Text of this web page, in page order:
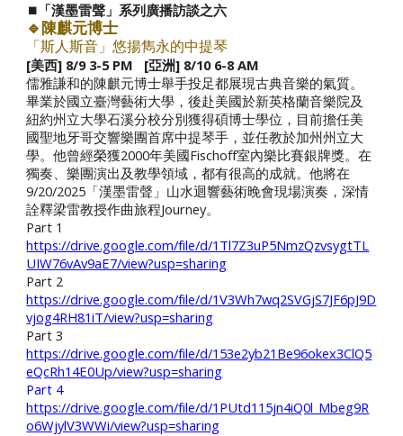
⏹️「漢墨雷聲」系列廣播訪談之六
🔹陳麒元博士
「斯人斯音」悠揚雋永的中提琴
[美西] 8/9 3-5 PM [亞洲] 8/10 6-8 AM
儒雅謙和的陳麒元博士舉手投足都展現古典音樂的氣質。
畢業於國立臺灣藝術大學，後赴美國於新英格蘭音樂院及
紐約州立大學石溪分校分別獲得碩博士學位，目前擔任美
國聖地牙哥交響樂團首席中提琴手，並任教於加州州立大
學。他曾經榮獲2000年美國Fischoff室內樂比賽銀牌獎。在
獨奏、樂團演出及教學領域，都有很高的成就。他將在
9/20/2025「漢墨雷聲」山水迴響藝術晚會現場演奏，深情
詮釋梁雷教授作曲旅程Journey。
Part 1
https://drive.google.com/file/d/1Tl7Z3uP5NmzQzvsygtTL
UIW76vAv9aE7/view?usp=sharing
Part 2
https://drive.google.com/file/d/1V3Wh7wq2SVGjS7JF6pJ9D
vjog4RH81iT/view?usp=sharing
Part 3
https://drive.google.com/file/d/153e2yb21Be96okex3ClQ5
eQcRh14E0Up/view?usp=sharing
Part 4
https://drive.google.com/file/d/1PUtd115jn4iQ0l_Mbeg9R
o6WjylV3WWi/view?usp=sharing